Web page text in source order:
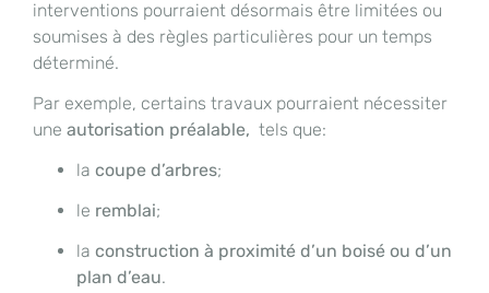
interventions pourraient désormais être limitées ou
soumises à des règles particulières pour un temps
déterminé.
Par exemple, certains travaux pourraient nécessiter
une autorisation préalable, tels que:
la coupe d’arbres;
le remblai;
la construction à proximité d’un boisé ou d’un
plan d’eau.